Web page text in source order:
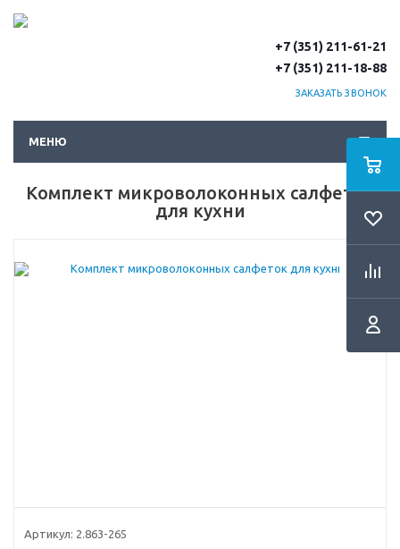
+7 (351) 211-61-21
+7 (351) 211-18-88
ЗАКАЗАТЬ ЗВОНОК
МЕНЮ
Комплект микроволоконных салфеток
для кухни
Артикул: 2.863-265